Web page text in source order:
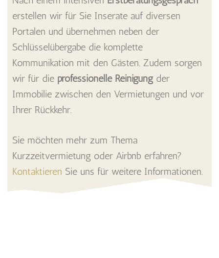
erstellen wir für Sie Inserate auf diversen
Portalen und übernehmen neben der
Schlüsselübergabe die komplette
Kommunikation mit den Gästen. Zudem sorgen
wir für die professionelle Reinigungder
Immobilie zwischen den Vermietungen und vor
Ihrer Rückkehr.
Sie möchten mehr zum Thema
Kurzzeitvermietung oder Airbnb erfahren?
Kontaktieren Sie uns für weitere Informationen.